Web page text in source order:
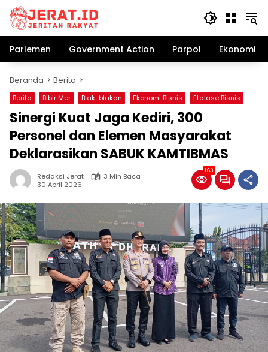
Langsung
konten
Parlemen
Government Action Parpol Ekonomi
Beranda Berita
Berita Bibir Mer Blak-blakan Ekonomi Bisnis Etalase Bisnis
Sinergi Kuat Jaga Kediri, 300
Personel dan Elemen Masyarakat
Deklarasikan SABUK KAMTIBMAS
Redaksi Jerat
3 Min Baca
30 April 2026
163